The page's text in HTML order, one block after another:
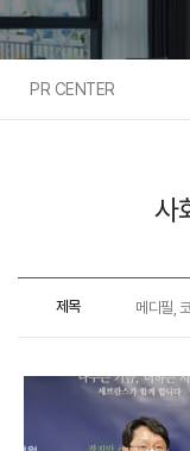
PR CENTER
사
제목 메디필,